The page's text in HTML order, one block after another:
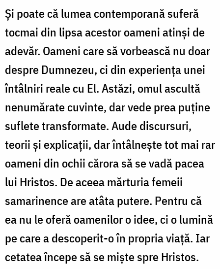
Și poate că lumea contemporană suferă
tocmai din lipsa acestor oameni atinși de
adevăr. Oameni care să vorbească nu doar
despre Dumnezeu, ci din experiența unei
întâlniri reale cu El. Astăzi, omul ascultă
nenumărate cuvinte, dar vede prea puține
suflete transformate. Aude discursuri,
teorii și explicații, dar întâlnește tot mai rar
oameni din ochii cărora să se vadă pacea
lui Hristos. De aceea mărturia femeii
samarinence are atâta putere. Pentru că
ea nu le oferă oamenilor o idee, ci o lumină
pe care a descoperit-o în propria viață. Iar
cetatea începe să se miște spre Hristos.